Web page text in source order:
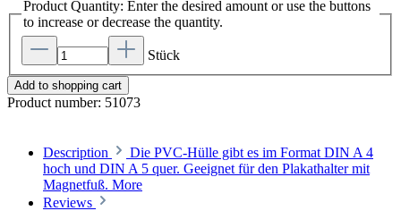
Product Quantity: Enter the desired amount or use the buttons
to increase or decrease the quantity.
Stück
Add to shopping cart
Product number: 51073
Description
Die PVC-Hülle gibt es im Format DIN A 4
hoch und DIN A 5 quer. Geeignet für den Plakathalter mit
Magnetfuß. More
Reviews